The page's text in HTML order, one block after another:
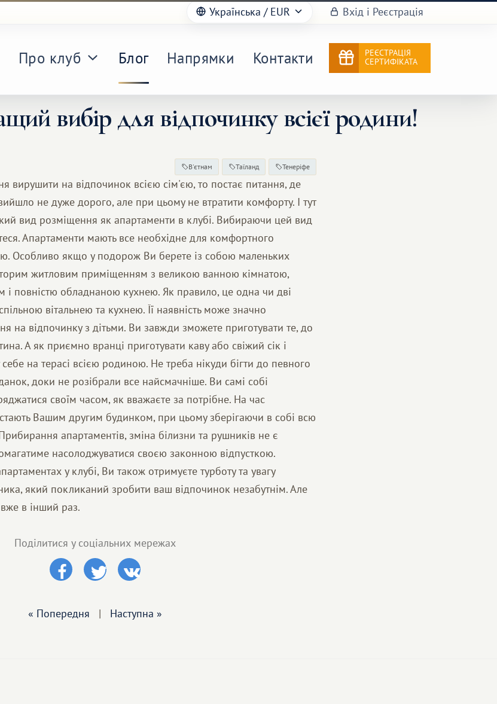
Українська / EUR Вхід і Реєстрація
Про клуб Блог Напрямки Контакти
РЕЄСТРАЦІЯ
СЕРТИФІКАТА
вибір для відпочинку всієї родини!
В'єтнам Таїланд Тенеріфе
вирушити на відпочинок всією сім'єю, то постає питання, де
не дуже дорого, але при цьому не втратити комфорту. І тут
вид розміщення як апартаменти в клубі. Вибираючи цей вид
Апартаменти мають все необхідне для комфортного
Особливо якщо у подорож Ви берете із собою маленьких
житловим приміщенням з великою ванною кімнатою,
повністю обладнаною кухнею. Як правило, це одна чи дві
вітальнею та кухнею. Її наявність може значно
на відпочинку з дітьми. Ви завжди зможете приготувати те, до
А як приємно вранці приготувати каву або свіжий сік і
на терасі всією родиною. Не треба нікуди бігти до певного
доки не розібрали все найсмачніше. Ви самі собі
своїм часом, як вважаєте за потрібне. На час
Вашим другим будинком, при цьому зберігаючи в собі всю
апартаментів, зміна білизни та рушників не є
насолоджуватися своєю законною відпусткою.
у клубі, Ви також отримуєте турботу та увагу
який покликаний зробити ваш відпочинок незабутнім. Але
в інший раз.
Поділитися у соціальних мережах
« Попередня | Наступна »